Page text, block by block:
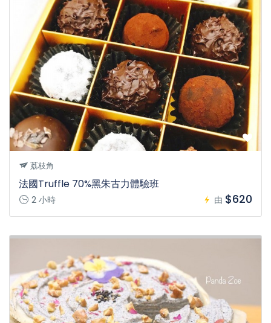
荔枝角
法國Truffle 70%黑朱古力體驗班
2 小時 由 $620